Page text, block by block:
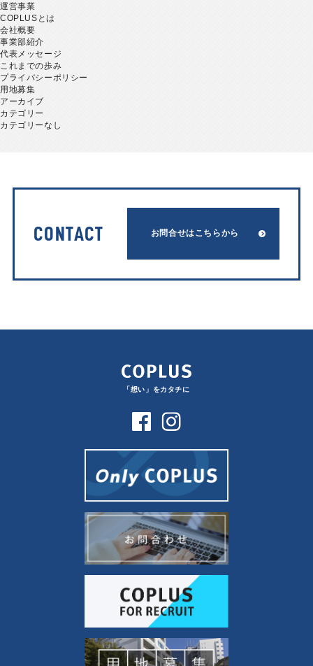
運営事業
COPLUSとは
会社概要
事業部紹介
代表メッセージ
これまでの歩み
プライバシーポリシー
用地募集
アーカイブ
カテゴリー
カテゴリーなし
CONTACT お問合せはこちらから
「想い」をカタチに